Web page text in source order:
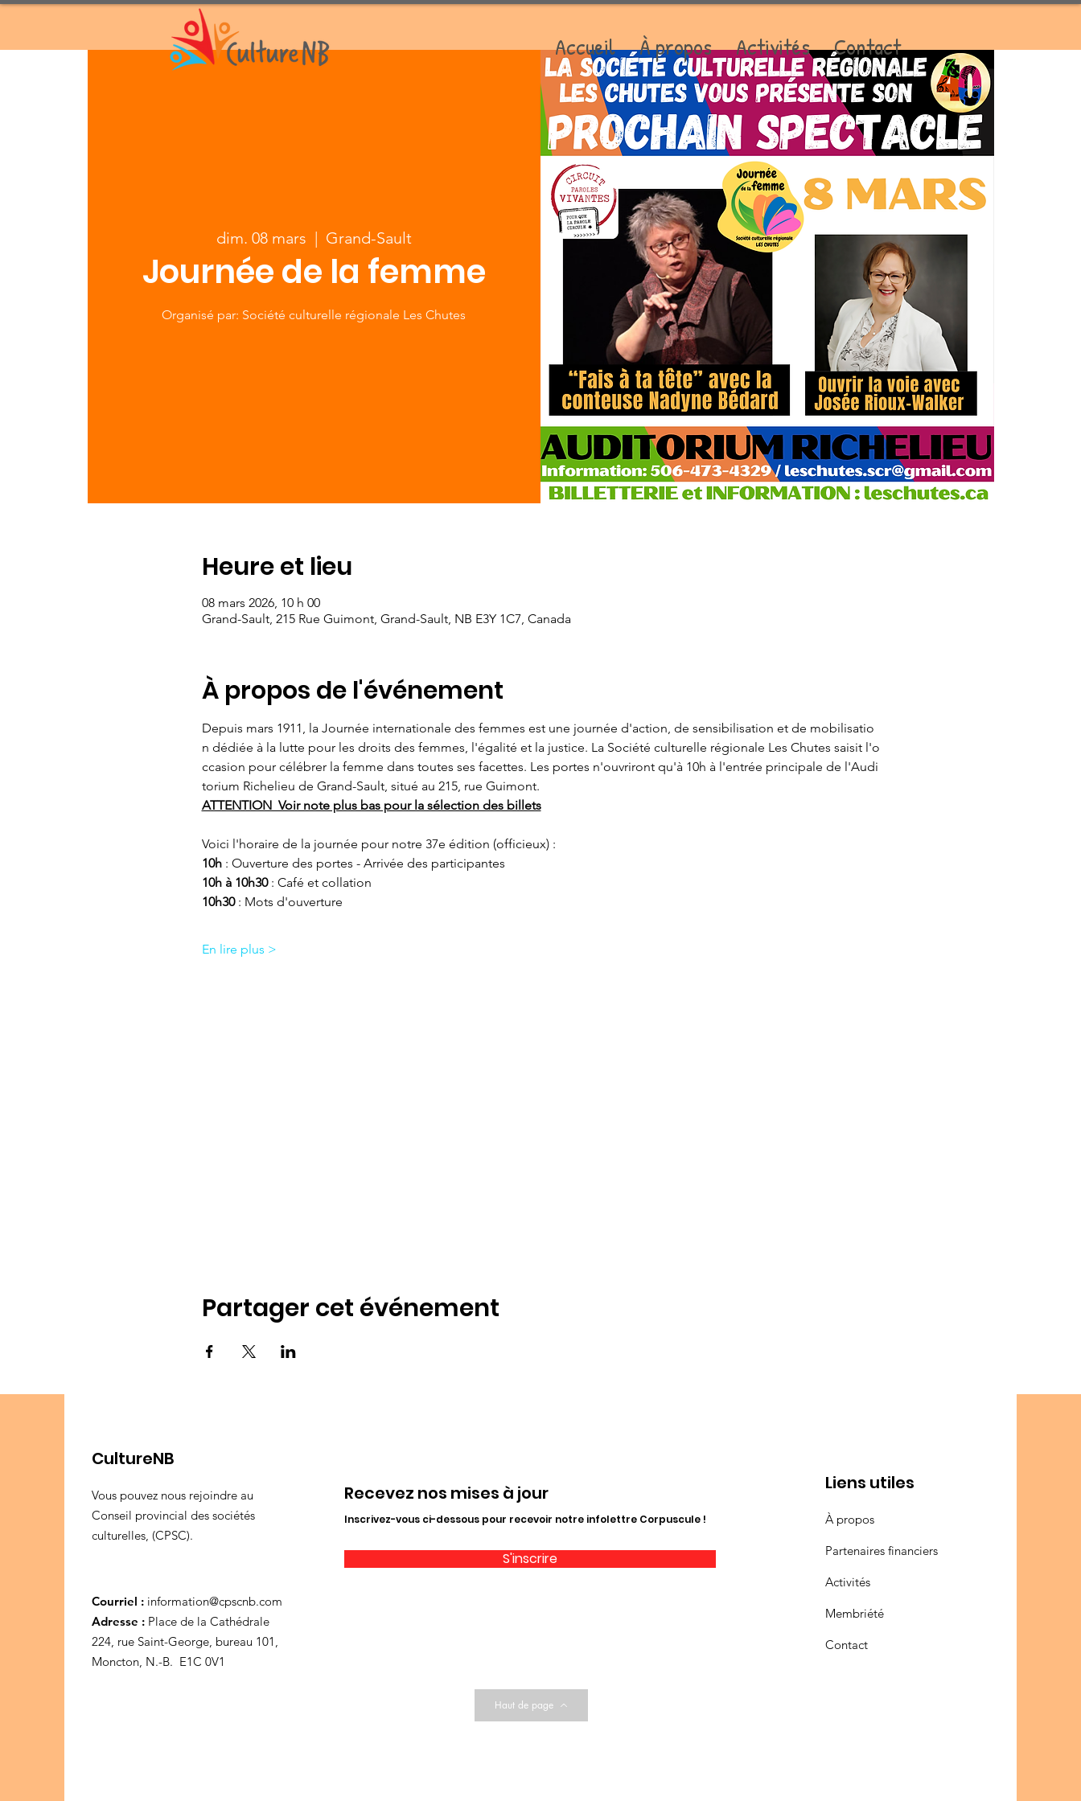
Accueil À propos Activités Contact
dim. 08 mars
  |
Grand-Sault
Journée de la femme
Organisé par: Société culturelle régionale Les Chutes
Heure et lieu
08 mars 2026, 10 h 00
Grand-Sault, 215 Rue Guimont, Grand-Sault, NB E3Y 1C7, Canada
À propos de l'événement
Depuis mars 1911, la Journée internationale des femmes est une journée d'action, de sensibilisation et de mobilisatio
n dédiée à la lutte pour les droits des femmes, l'égalité et la justice. La Société culturelle régionale Les Chutes saisit l'o
ccasion pour célébrer la femme dans toutes ses facettes. Les portes n'ouvriront qu'à 10h à l'entrée principale de l'Audi
torium Richelieu de Grand-Sault, situé au 215, rue Guimont.
ATTENTION  Voir note plus bas pour la sélection des billets
Voici l'horaire de la journée pour notre 37e édition (officieux) :
10h : Ouverture des portes - Arrivée des participantes
10h à 10h30 : Café et collation
10h30 : Mots d'ouverture
En lire plus >
Partager cet événement
CultureNB
Vous pouvez nous rejoindre au
Conseil provincial des sociétés
culturelles, (CPSC).
Courriel : information@cpscnb.com
Adresse : Place de la Cathédrale
224, rue Saint-George, bureau 101,
Moncton, N.-B. E1C 0V1
Recevez nos mises à jour
Inscrivez-vous ci-dessous pour recevoir notre infolettre Corpuscule !
S'inscrire
Haut de page
Liens utiles
À propos
Partenaires financiers
Activités
Membriété
Contact